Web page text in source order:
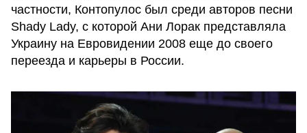
частности, Контопулос был среди авторов песни
Shady Lady, с которой Ани Лорак представляла
Украину на Евровидении 2008 еще до своего
переезда и карьеры в России.